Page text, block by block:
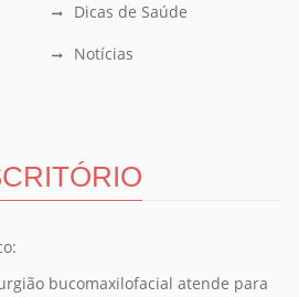
Dicas de Saúde
Notícias
bucomaxilofacial atende para